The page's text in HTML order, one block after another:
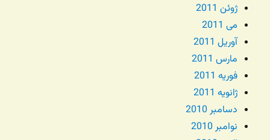
ژوئن 2011
می 2011
آوریل 2011
مارس 2011
فوریه 2011
ژانویه 2011
دسامبر 2010
نوامبر 2010